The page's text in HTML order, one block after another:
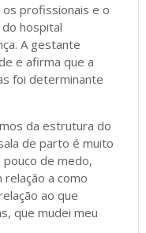
profissionais e o
hospital
A gestante
e afirma que a
foi determinante
da estrutura do
de parto é muito
pouco de medo,
a como
ao que
que mudei meu